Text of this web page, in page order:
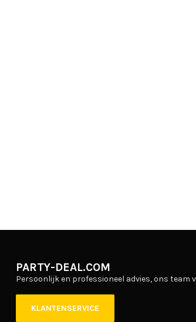
PARTY-DEAL.COM
Persoonlijk en professioneel advies, ons team
KLANTENSERVICE